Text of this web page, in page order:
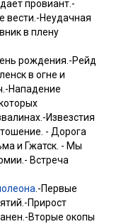
провиант.-
вести.-Неудачная
в плену
рождения.-Рейд
в огне и
Нападение
Извезстия
- Дорога
и Гжатск. - Мы
Встреча
.-Первые
Прирост
Вторые окопы